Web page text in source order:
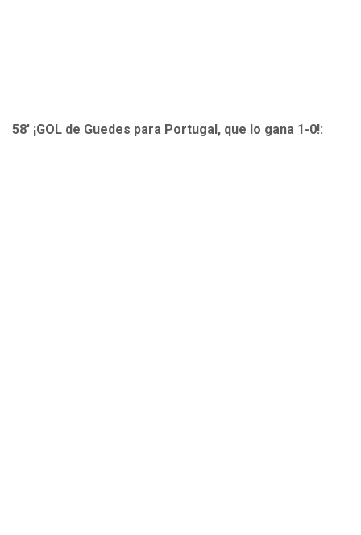
58' ¡GOL de Guedes para Portugal, que lo gana 1-0!: